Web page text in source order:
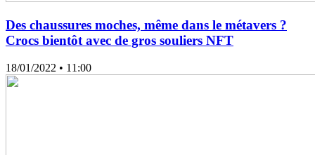
Des chaussures moches, même dans le métavers ?
Crocs bientôt avec de gros souliers NFT
18/01/2022 • 11:00